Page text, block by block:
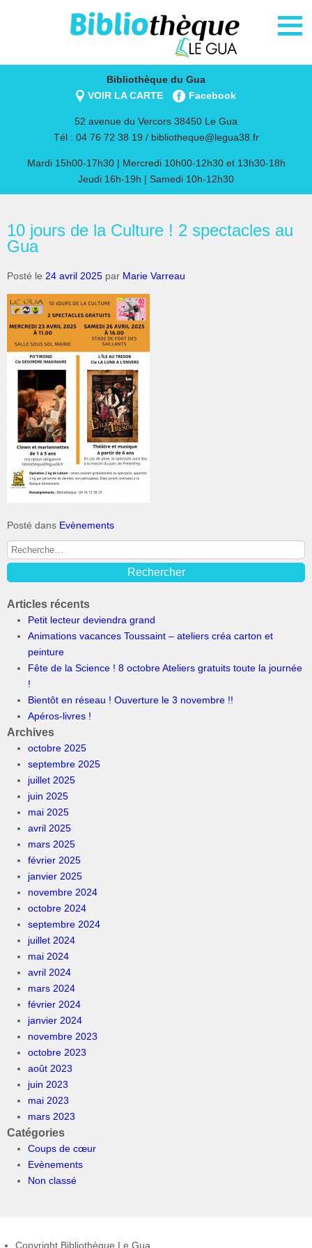
Bibliothèque du Gua
VOIR LA CARTE
Facebook
52 avenue du Vercors 38450 Le Gua
Tél : 04 76 72 38 19 / bibliotheque@legua38.fr
Mardi 15h00-17h30 | Mercredi 10h00-12h30 et 13h30-18h
Jeudi 16h-19h | Samedi 10h-12h30
10 jours de la Culture ! 2 spectacles au
Gua
Posté le 24 avril 2025 par Marie Varreau
Posté dans Evènements
Articles récents
Petit lecteur deviendra grand
Animations vacances Toussaint – ateliers créa carton et
peinture
Fête de la Science ! 8 octobre Ateliers gratuits toute la journée
!
Bientôt en réseau ! Ouverture le 3 novembre !!
Apéros-livres !
Archives
octobre 2025
septembre 2025
juillet 2025
juin 2025
mai 2025
avril 2025
mars 2025
février 2025
janvier 2025
novembre 2024
octobre 2024
septembre 2024
juillet 2024
mai 2024
avril 2024
mars 2024
février 2024
janvier 2024
novembre 2023
octobre 2023
août 2023
juin 2023
mai 2023
mars 2023
Catégories
Coups de cœur
Evènements
Non classé
Copyright Bibliothèque Le Gua